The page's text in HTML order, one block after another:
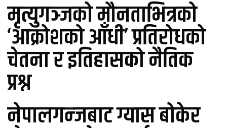
मृत्युगञ्जको मौनताभित्रको
‘आक्रोशको आँधी’ प्रतिरोधको
चेतना र इतिहासको नैतिक
प्रश्न
नेपालगन्जबाट ग्यास बोकेर